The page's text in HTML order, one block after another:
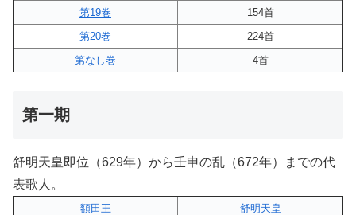
第19巻
154首
第20巻
224首
第なし巻
4首
第一期
舒明天皇即位（629年）から壬申の乱（672年）までの代
表歌人。
額田王
舒明天皇